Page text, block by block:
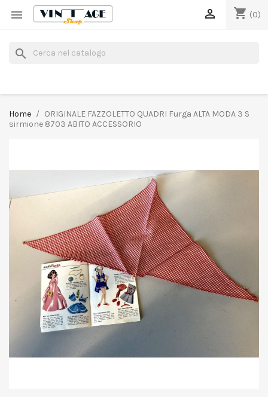
 shopping_cart (0)

search
Home
ORIGINALE FAZZOLETTO QUADRI Furga ALTA MODA 3 S
sirmione 8703 ABITO ACCESSORIO